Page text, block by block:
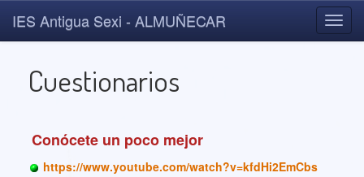
IES Antigua Sexi - ALMUÑECAR
Cuestionarios
Conócete un poco mejor
https://www.youtube.com/watch?v=kfdHi2EmCbs